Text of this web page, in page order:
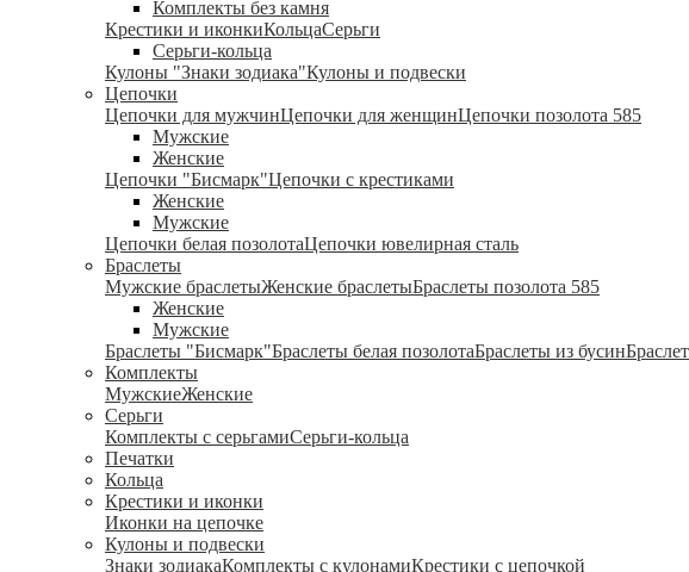
Комплекты без камня
Крестики и иконкиКольцаСерьги
Серьги-кольца
Кулоны "Знаки зодиака"Кулоны и подвески
Цепочки
Цепочки для мужчинЦепочки для женщинЦепочки позолота 585
Мужские
Женские
Цепочки "Бисмарк"Цепочки с крестиками
Женские
Мужские
Цепочки белая позолотаЦепочки ювелирная сталь
Браслеты
Мужские браслетыЖенские браслетыБраслеты позолота 585
Женские
Мужские
Браслеты "Бисмарк"Браслеты белая позолотаБраслеты из бусин
Комплекты
МужскиеЖенские
Серьги
Комплекты с серьгамиСерьги-кольца
Печатки
Кольца
Крестики и иконки
Иконки на цепочке
Кулоны и подвески
Знаки зодиакаКомплекты с кулонамиКрестики с цепочкой